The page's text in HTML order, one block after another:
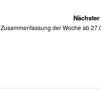
Zusammenfassung der Woche ab